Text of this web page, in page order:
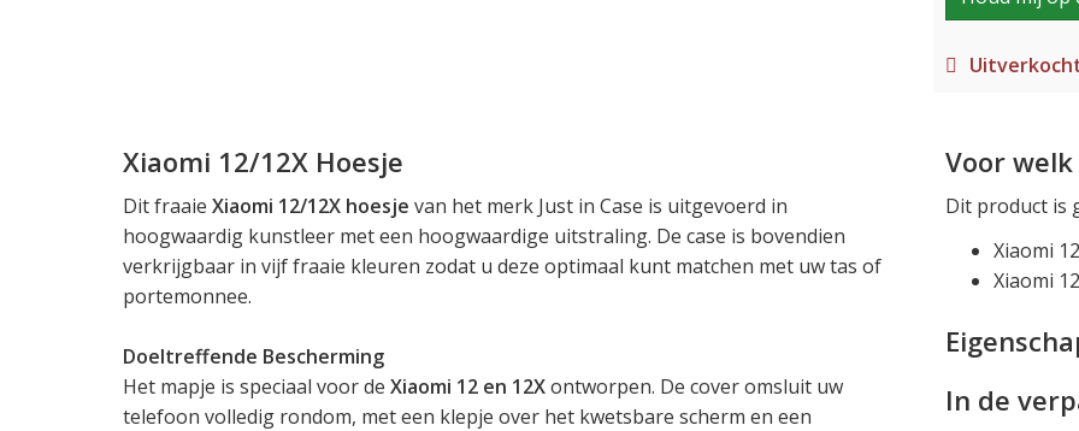
Xiaomi 12/12X Hoesje
Dit fraaie Xiaomi 12/12X hoesje van het merk Just in Case is uitgevoerd in
hoogwaardig kunstleer met een hoogwaardige uitstraling. De case is bovendien
verkrijgbaar in vijf fraaie kleuren zodat u deze optimaal kunt matchen met uw tas of
portemonnee.
Doeltreffende Bescherming
Het mapje is speciaal voor de Xiaomi 12 en 12Xontworpen. De cover omsluit uw
telefoon volledig rondom, met een klepje over het kwetsbare scherm en een
Voor
Dit product is
Xiaomi 12
Xiaomi
In de